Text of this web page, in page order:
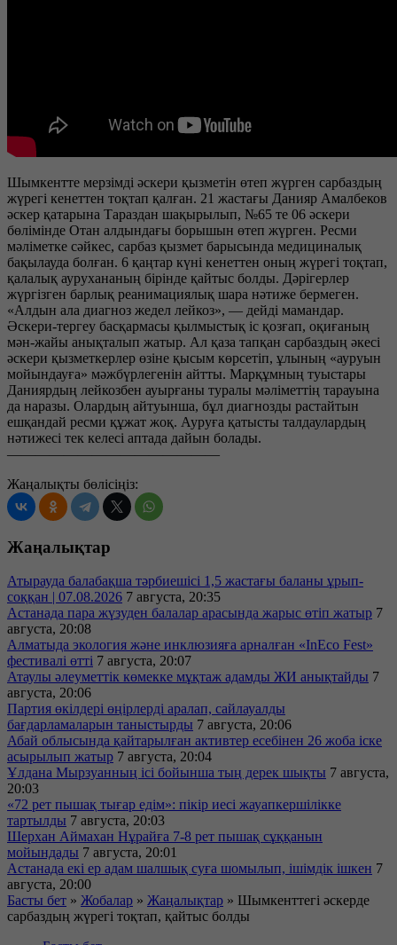
Шымкентте мерзімді әскери қызметін өтеп жүрген сарбаздың
жүрегі кенеттен тоқтап қалған. 21 жастағы Данияр Амалбеков
әскер қатарына Тараздан шақырылып, №65 те 06 әскери
бөлімінде Отан алдындағы борышын өтеп жүрген. Ресми
мәліметке сәйкес, сарбаз қызмет барысында медициналық
бақылауда болған. 6 қаңтар күні кенеттен оның жүрегі тоқтап,
қалалық аурухананың бірінде қайтыс болды. Дәрігерлер
жүргізген барлық реанимациялық шара нәтиже бермеген.
«Алдын ала диагноз жедел лейкоз», — дейді мамандар.
Әскери-тергеу басқармасы қылмыстық іс қозғап, оқиғаның
мән-жайы анықталып жатыр. Ал қаза тапқан сарбаздың әкесі
әскери қызметкерлер өзіне қысым көрсетіп, ұлының «ауруын
мойындауға» мәжбүрлегенін айтты. Марқұмның туыстары
Даниярдың лейкозбен ауырғаны туралы мәліметтің тарауына
да наразы. Олардың айтуынша, бұл диагнозды растайтын
ешқандай ресми құжат жоқ. Ауруға қатысты талдаулардың
нәтижесі тек келесі аптада дайын болады.
———————————————
Жаңалықты бөлісіңіз:
Жаңалықтар
Атырауда балабақша тәрбиешісі 1,5 жастағы баланы ұрып-
соққан | 07.08.2026 7 августа, 20:35
Астанада пара жүзуден балалар арасында жарыс өтіп жатыр 7
августа, 20:08
Алматыда экология және инклюзияға арналған «InEco Fest»
фестивалі өтті 7 августа, 20:07
Атаулы әлеуметтік көмекке мұқтаж адамды ЖИ анықтайды 7
августа, 20:06
Партия өкілдері өңірлерді аралап, сайлауалды
бағдарламаларын таныстырды 7 августа, 20:06
Абай облысында қайтарылған активтер есебінен 26 жоба іске
асырылып жатыр 7 августа, 20:04
Ұлдана Мырзуанның ісі бойынша тың дерек шықты 7 августа,
20:03
«72 рет пышақ тығар едім»: пікір иесі жауапкершілікке
тартылды 7 августа, 20:03
Шерхан Аймахан Нұрайға 7-8 рет пышақ сұққанын
мойындады 7 августа, 20:01
Астанада екі ер адам шалшық суға шомылып, ішімдік ішкен 7
августа, 20:00
Басты бет » Жобалар » Жаңалықтар » Шымкенттегі әскерде
сарбаздың жүрегі тоқтап, қайтыс болды